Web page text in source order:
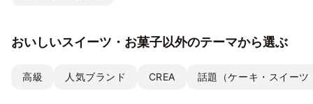
おいしいスイーツ・お菓子以外のテーマから選ぶ
高級 人気ブランド CREA 話題（ケーキ・スイーツ